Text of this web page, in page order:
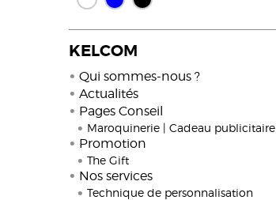
KELCOM
Qui sommes-nous ?
Actualités
Pages Conseil
Maroquinerie | Cadeau publicitaire
Promotion
The Gift
Nos services
Technique de personnalisation